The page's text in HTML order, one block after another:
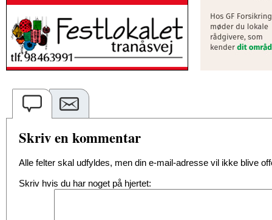
Skriv en kommentar
Alle felter skal udfyldes, men din e-mail-adresse vil ikke blive
Skriv hvis du har noget på hjertet: